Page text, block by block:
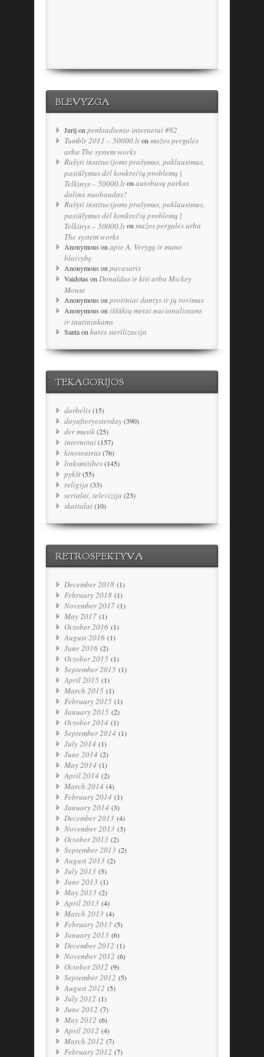
BLEVYZGA
Jurijon penktadienio internetai #82
Tumblr 2011 – 50000.lton mažos pergalės
arba The system works
Rašyti institucijoms prašymus, paklausimus,
pasiūlymus dėl konkrečių problemų |
Telkinys – 50000.lton autobusų parkas
dalina nuobaudas?
Rašyti institucijoms prašymus, paklausimus,
pasiūlymus dėl konkrečių problemų |
Telkinys – 50000.lton mažos pergalės arba
The system works
Anonymous on apie A. Verygą ir mano
blaivybę
Anonymous on pavasaris
Vaidotas on Donaldas ir kiti arba Mickey
Mouse
Anonymous on protiniai dantys ir jų rovimas
Anonymous on iššūkių metai nacionalistams
ir tautininkams
Santaon katės sterilizacija
TEKAGORIJOS
darbelis(15)
dayafteryesterday(390)
der musik(25)
internetai(157)
kinoteatras(76)
linksmiiibės(145)
pykšt(55)
religija (33)
serialai, televizija (23)
skaitalai(10)
RETROSPEKTYVA
December 2018 (1)
February 2018 (1)
November 2017 (1)
May 2017 (1)
October 2016 (1)
August 2016 (1)
June 2016 (2)
October 2015 (1)
September 2015 (1)
April 2015 (1)
March 2015 (1)
February 2015 (1)
January 2015 (2)
October 2014 (1)
September 2014 (1)
July 2014 (1)
June 2014 (2)
May 2014 (1)
April 2014 (2)
March 2014 (4)
February 2014 (1)
January 2014 (3)
December 2013 (4)
November 2013 (3)
October 2013 (2)
September 2013 (2)
August 2013 (2)
July 2013 (5)
June 2013 (1)
May 2013 (2)
April 2013 (4)
March 2013 (4)
February 2013 (5)
January 2013 (6)
December 2012 (1)
November 2012 (6)
October 2012 (9)
September 2012 (5)
August 2012 (5)
July 2012 (1)
June 2012 (7)
May 2012 (6)
April 2012 (4)
March 2012 (7)
February 2012 (7)